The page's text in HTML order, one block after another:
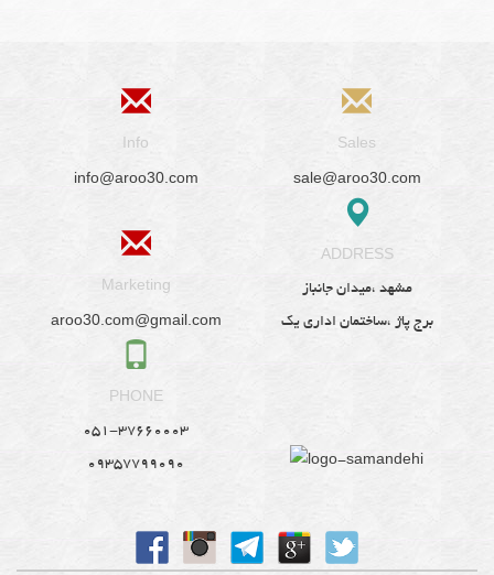
Info
info@aroo30.com
Sales
sale@aroo30.com
Marketing
aroo30.com@gmail.com
ADDRESS
مشهد ،میدان جانباز
برج پاژ ،ساختمان اداری یک
PHONE
051-37660003
09357799090